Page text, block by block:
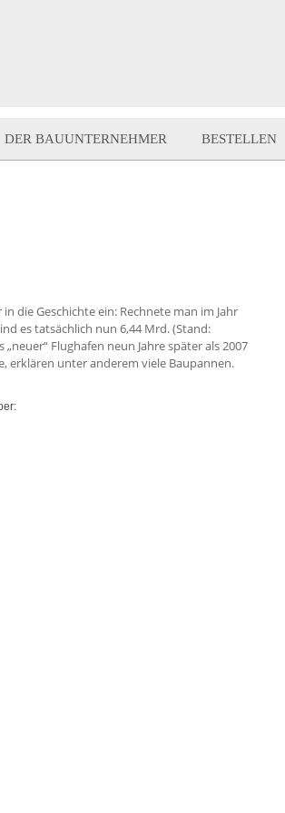
DER BAUUNTERNEHMER BESTELLEN
die Geschichte ein: Rechnete man im Jahr
es tatsächlich nun 6,44 Mrd. (Stand:
Flughafen neun Jahre später als 2007
erklären unter anderem viele Baupannen.